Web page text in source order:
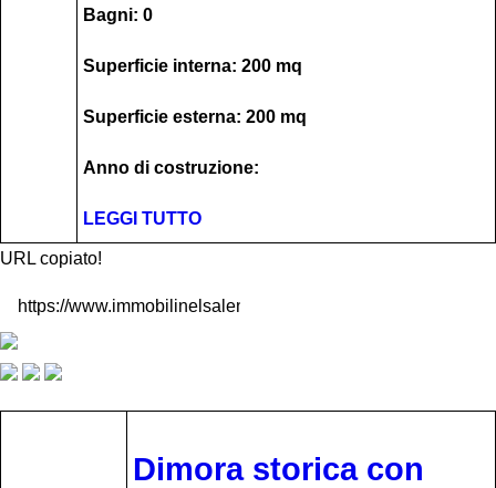
Bagni: 0
Superficie interna: 200 mq
Superficie esterna: 200 mq
Anno di costruzione:
LEGGI TUTTO
URL copiato!
Dimora storica con